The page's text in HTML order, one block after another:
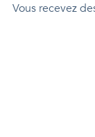
Vous recevez